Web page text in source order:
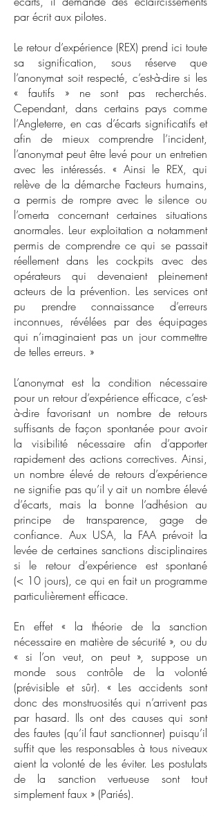
par écrit aux pilotes.
Le retour d’expérience (REX) prend ici toute
sa signification, sous réserve que
l’anonymat soit respecté, c’est-à-dire si les
« fautifs » ne sont pas recherchés.
Cependant, dans certains pays comme
l’Angleterre, en cas d’écarts significatifs et
afin de mieux comprendre l’incident,
l’anonymat peut être levé pour un entretien
avec les intéressés. « Ainsi le REX, qui
relève de la démarche Facteurs humains,
a permis de rompre avec le silence ou
l’omerta concernant certaines situations
anormales. Leur exploitation a notamment
permis de comprendre ce qui se passait
réellement dans les cockpits avec des
opérateurs qui devenaient pleinement
acteurs de la prévention. Les services ont
pu prendre connaissance d’erreurs
inconnues, révélées par des équipages
qui n’imaginaient pas un jour commettre
de telles erreurs. »
L’anonymat est la condition nécessaire
pour un retour d’expérience efficace, c’est-
à-dire favorisant un nombre de retours
suffisants de façon spontanée pour avoir
la visibilité nécessaire afin d’apporter
rapidement des actions correctives. Ainsi,
un nombre élevé de retours d’expérience
ne signifie pas qu’il y ait un nombre élevé
d’écarts, mais la bonne l’adhésion au
principe de transparence, gage de
confiance. Aux USA, la FAA prévoit la
levée de certaines sanctions disciplinaires
si le retour d’expérience est spontané
(< 10 jours), ce qui en fait un programme
particulièrement efficace.
En effet « la théorie de la sanction
nécessaire en matière de sécurité », ou du
« si l’on veut, on peut », suppose un
monde sous contrôle de la volonté
(prévisible et sûr). « Les accidents sont
donc des monstruosités qui n’arrivent pas
par hasard. Ils ont des causes qui sont
des fautes (qu’il faut sanctionner) puisqu’il
suffit que les responsables à tous niveaux
aient la volonté de les éviter. Les postulats
de la sanction vertueuse sont tout
simplement faux » (Pariés).